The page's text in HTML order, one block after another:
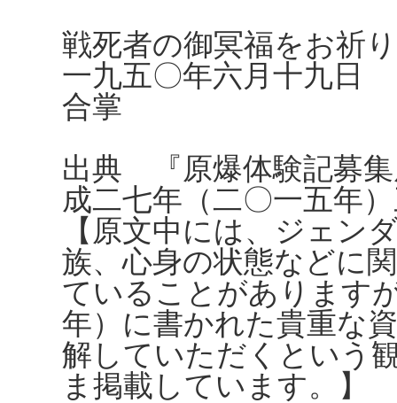
戦死者の御冥福をお祈
一九五〇年六月十九日
合掌
出典 『原爆体験記募
成二七年（二〇一五年
【原文中には、ジェン
族、心身の状態などに
ていることがあります
年）に書かれた貴重な
解していただくという
ま掲載しています。】